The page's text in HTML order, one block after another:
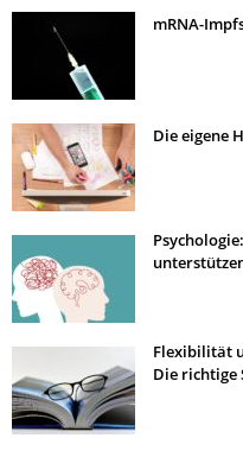
mRNA-
Die eigene
Flexibilität
Die